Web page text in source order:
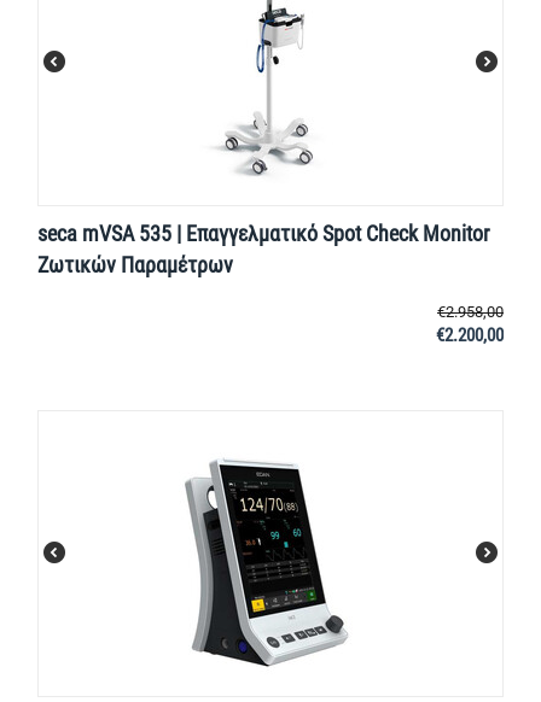
seca mVSA 535 | Επαγγελματικό Spot Check Monitor
Ζωτικών Παραμέτρων
€2.958,00
€2.200,00